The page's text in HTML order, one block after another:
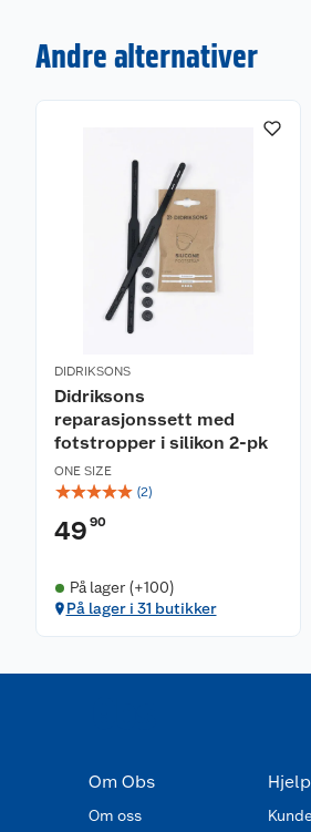
Andre alternativer
DIDRIKSONS
Didriksons
reparasjonssett med
fotstropper i silikon 2-pk
ONE SIZE
☆☆☆☆☆ (2)
49 90
På lager (+100)
På lager i 31 butikker
Om Obs
Om oss